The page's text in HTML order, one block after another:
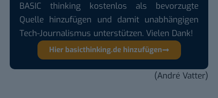
BASIC thinking kostenlos als bevorzugte
Quelle hinzufügen und damit unabhängigen
Tech-Journalismus unterstützen. Vielen Dank!
Hier basicthinking.de hinzufügen
(André Vatter)